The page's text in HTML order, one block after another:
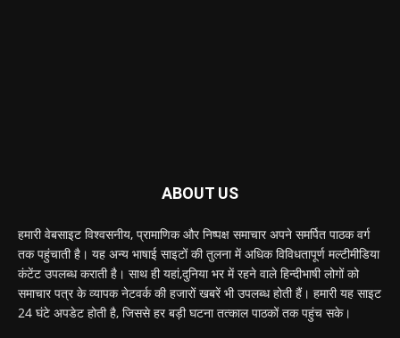
ABOUT US
हमारी वेबसाइट विश्वसनीय, प्रामाणिक और निष्पक्ष समाचार अपने समर्पित पाठक वर्ग
तक पहुंचाती है। यह अन्य भाषाई साइटों की तुलना में अधिक विविधतापूर्ण मल्टीमीडिया
कंटेंट उपलब्ध कराती है। साथ ही यहां,दुनिया भर में रहने वाले हिन्दीभाषी लोगों को
समाचार पत्र के व्यापक नेटवर्क की हजारों खबरें भी उपलब्ध होती हैं। हमारी यह साइट
24 घंटे अपडेट होती है, जिससे हर बड़ी घटना तत्काल पाठकों तक पहुंच सके।